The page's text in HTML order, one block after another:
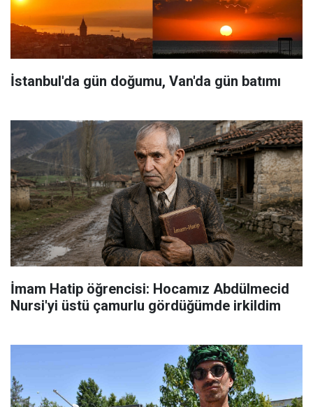
İstanbul'da gün doğumu, Van'da gün batımı
İmam Hatip öğrencisi: Hocamız Abdülmecid
Nursi'yi üstü çamurlu gördüğümde irkildim